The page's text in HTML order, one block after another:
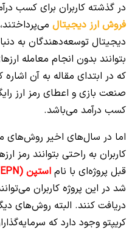
در گذشته کاربران برای کسب
فروش ارز دیجیتال
دیجیتال توسعه‌دهندگان به
بتوانند بدون انجام معامله
که در ابتدای مقاله به آن
صنعت بازی و اعطای رمز ارز
کسب درآمد می‌باشد.
اما در سال‌های اخیر روش‌های
کاربران به راحتی بتوانند رمز
قبل پروژه‌ای با نام استپن (STEPN)
شد در این پروژه کاربران
دریافت کنند. البته روش‌های
کریپتو وجود دارد که